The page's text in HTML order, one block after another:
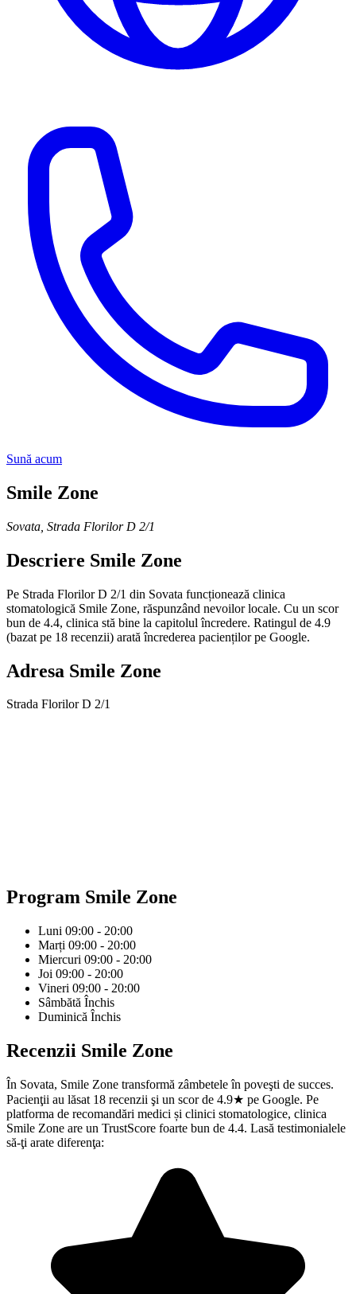
Sună acum
Smile Zone
Sovata Strada Florilor D 2/1
Descriere Smile Zone
Pe Strada Florilor D 2/1 din Sovata funcționează clinica
stomatologică Smile Zone, răspunzând nevoilor locale. Cu un scor
bun de 4.4, clinica stă bine la capitolul încredere. Ratingul de 4.9
(bazat pe 18 recenzii) arată încrederea pacienților pe Google.
Adresa Smile Zone
Strada Florilor D 2/1
Program Smile Zone
Luni 09:00 - 20:00
Marți 09:00 - 20:00
Miercuri 09:00 - 20:00
Joi 09:00 - 20:00
Vineri 09:00 - 20:00
Sâmbătă Închis
Duminică Închis
Recenzii Smile Zone
În Sovata, Smile Zone transformă zâmbetele în poveşti de succes.
Pacienţii au lăsat 18 recenzii şi un scor de 4.9★ pe Google. Pe
platforma de recomandări medici și clinici stomatologice, clinica
Smile Zone are un TrustScore foarte bun de 4.4. Lasă testimonialele
să-ţi arate diferenţa: